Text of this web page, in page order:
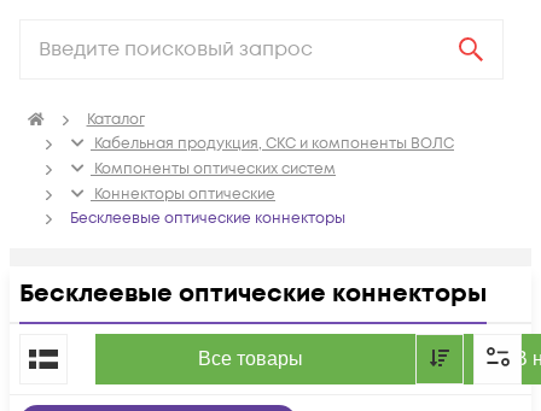
Каталог
Кабельная продукция, СКС и компоненты ВОЛС
Компоненты оптических систем
Коннекторы оптические
Бесклеевые оптические коннекторы
Бесклеевые оптические коннекторы
Все товары В
По популярности